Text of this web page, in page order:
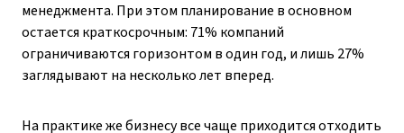
менеджмента. При этом планирование в основном
остается краткосрочным: 71% компаний
ограничиваются горизонтом в один год, и лишь 27%
заглядывают на несколько лет вперед.
На практике же бизнесу все чаще приходится отходить